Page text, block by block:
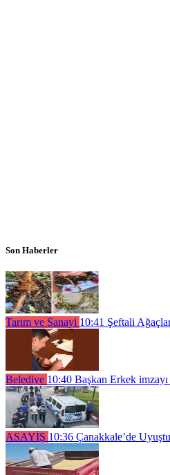
Son Haberler
Tarım ve Sanayi 10:41 Şeftali
Belediye 10:40 Başkan Erkek imzayı
ASAYİŞ 10:36 Çanakkale’de